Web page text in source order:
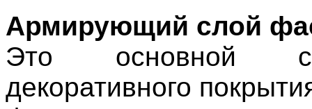
Армирующий слой
Это основной
декоративного